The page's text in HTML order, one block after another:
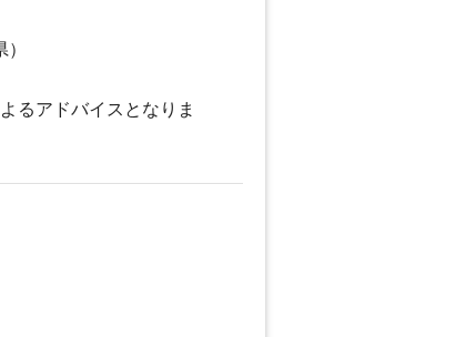
るアドバイスとなりま